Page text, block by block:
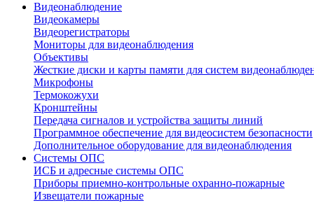
Видеонаблюдение
Видеокамеры
Видеорегистраторы
Мониторы для видеонаблюдения
Объективы
Жесткие диски и карты памяти для систем
Микрофоны
Термокожухи
Кронштейны
Передача сигналов и устройства защиты линий
Программное обеспечение для видеосистем безопасности
Дополнительное оборудование для видеонаблюдения
Системы ОПС
ИСБ и адресные системы ОПС
Приборы приемно-контрольные охранно-пожарные
Извещатели пожарные